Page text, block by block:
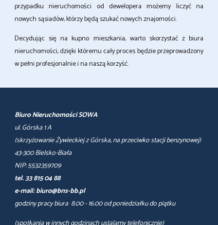
przypadku nieruchomości od dewelopera możemy liczyć na
nowych sąsiadów, którzy będą szukać nowych znajomości.
Decydując się na kupno mieszkania, warto skorzystać z biura
nieruchomości, dzięki któremu cały proces będzie przeprowadzony
w pełni profesjonalnie i na naszą korzyść.
Biuro Nieruchomości SOWA
ul. Górska 1 A
(skrzyżowanie Żywieckiej z Górska, na przeciwko stacji benzynowej)
43-300 Bielsko-Biała
NIP: 5532359709
tel. 33 815 04 88
e-mail: biuro@bns-bb.pl
godziny pracy biura 8.00 - 16.00 od poniedziałku do piątku